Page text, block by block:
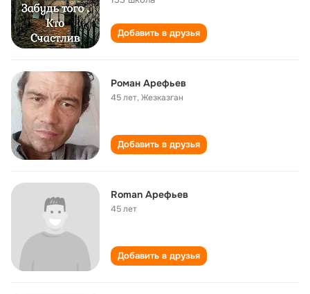
Добавить в друзья
Роман Арефьев
45 лет,Жезказган
Добавить в друзья
Roman Арефьев
45 лет
Добавить в друзья